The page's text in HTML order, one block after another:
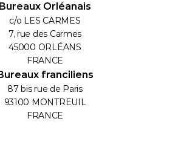
Bureaux Orléanais
c/o LES CARMES
7, rue des Carmes
45000 ORLÉANS
FRANCE
franciliens
87 bis rue de Paris
93100 MONTREUIL
FRANCE